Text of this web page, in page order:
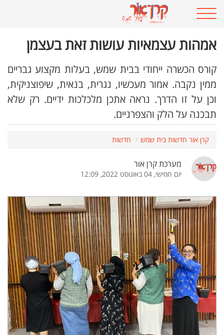
אמהות עצמאיות עושות זאת בעצמן
קורס הכשרה ייחודי בבית שמש, בעלות מקצוע גבריים
ממין נקבה. אמור מעכשיו, נגרית, בנאית, שיפוצניקית,
וכן על זו הדרך. נראה אתכן מלכלכות ידיים. רק שלא
תבכנה על הלק והצפרניים.
קרן אור חדשות בית שמש חדשות
מערכת קרן אור
יום חמישי, 04 באוגוסט 2022, 12:09